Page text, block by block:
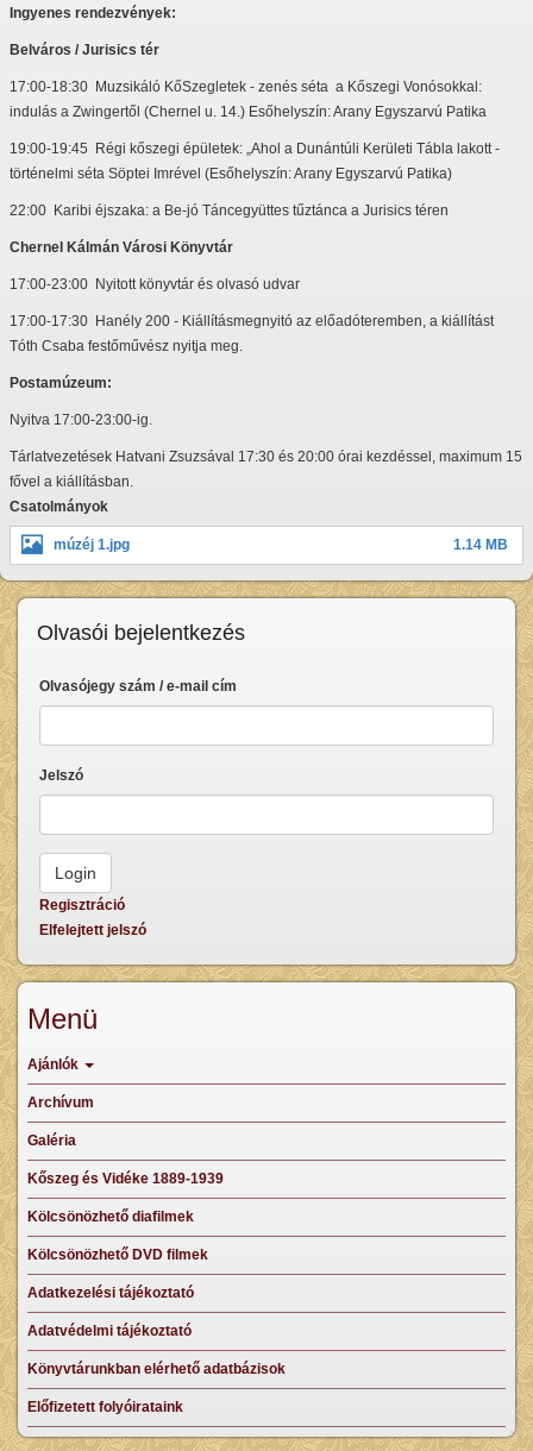
Ingyenes rendezvények:
Belváros / Jurisics tér
17:00-18:30 Muzsikáló KőSzegletek - zenés séta a Kőszegi Vonósokkal:
indulás a Zwingertől (Chernel u. 14.) Esőhelyszín: Arany Egyszarvú Patika
19:00-19:45 Régi kőszegi épületek: „Ahol a Dunántúli Kerületi Tábla lakott -
történelmi séta Söptei Imrével (Esőhelyszín: Arany Egyszarvú Patika)
22:00 Karibi éjszaka: a Be-jó Táncegyüttes tűztánca a Jurisics téren
Chernel Kálmán Városi Könyvtár
17:00-23:00 Nyitott könyvtár és olvasó udvar
17:00-17:30 Hanély 200 - Kiállításmegnyitó az előadóteremben, a kiállítást
Tóth Csaba festőművész nyitja meg.
Postamúzeum:
Nyitva 17:00-23:00-ig.
Tárlatvezetések Hatvani Zsuzsával 17:30 és 20:00 órai kezdéssel, maximum 15
fővel a kiállításban.
Csatolmányok
múzéj 1.jpg 1.14 MB
Olvasói bejelentkezés
Olvasójegy szám / e-mail cím
Jelszó
Regisztráció
Elfelejtett jelszó
Menü
Ajánlók
Archívum
Galéria
Kőszeg és Vidéke 1889-1939
Kölcsönözhető diafilmek
Kölcsönözhető DVD filmek
Adatkezelési tájékoztató
Adatvédelmi tájékoztató
Könyvtárunkban elérhető adatbázisok
Előfizetett folyóirataink